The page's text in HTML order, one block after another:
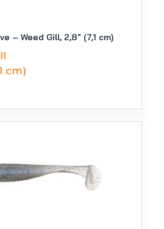
– Weed Gill, 2,8″ (7,1 cm)
cm)